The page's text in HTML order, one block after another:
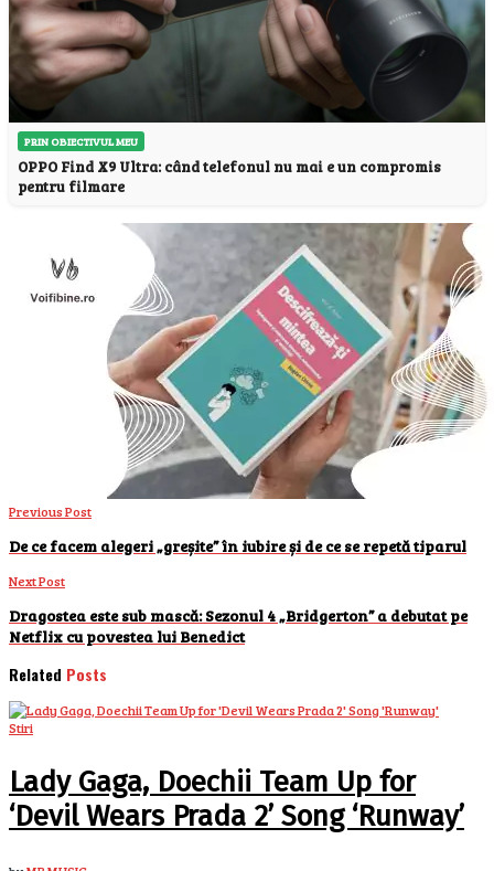
PRIN OBIECTIVUL MEU
OPPO Find X9 Ultra: când telefonul nu mai e un compromis
pentru filmare
Previous Post
De ce facem alegeri „greșite” în iubire și de ce se repetă tiparul
Next Post
Dragostea este sub mască: Sezonul 4 „Bridgerton” a debutat pe
Netflix cu povestea lui Benedict
Related Posts
Stiri
Lady Gaga, Doechii Team Up for
‘Devil Wears Prada 2’ Song ‘Runway’